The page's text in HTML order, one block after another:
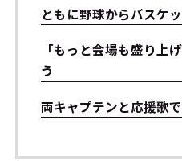
ともに野球からバスケ
「もっと会場も盛り上
う
両キャプテンと応援歌